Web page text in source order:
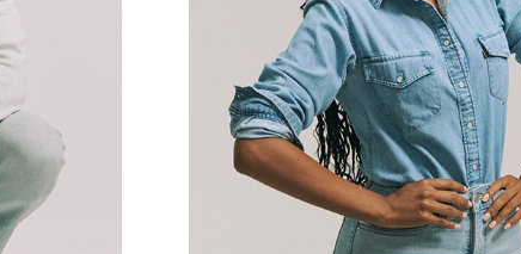
501 mujer